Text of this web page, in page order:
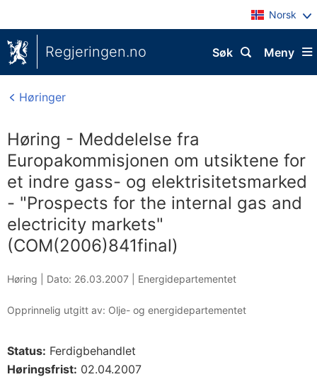
Norsk
Regjeringen.no Meny
Søk
Høringer
Høring - Meddelelse fra
Europakommisjonen om utsiktene for
et indre gass- og elektrisitetsmarked
- "Prospects for the internal gas and
electricity markets"
(COM(2006)841final)
Høring | Dato: 26.03.2007 Energidepartementet
Opprinnelig utgitt av: Olje- og energidepartementet
Status: Ferdigbehandlet
Høringsfrist: 02.04.2007